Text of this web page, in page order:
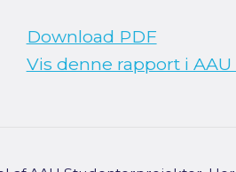
Download PDF
Vis denne rapport i